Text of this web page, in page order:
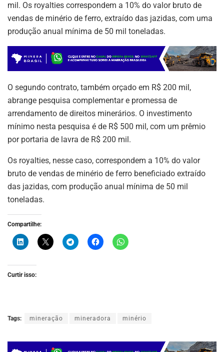
mil. Os royalties correspondem a 10% do valor bruto de
vendas de minério de ferro, extraído das jazidas, com uma
produção anual mínima de 50 mil toneladas.
O segundo contrato, também orçado em R$ 200 mil,
abrange pesquisa complementar e promessa de
arrendamento de direitos minerários. O investimento
mínimo nesta pesquisa é de R$ 500 mil, com um prêmio
por portaria de lavra de R$ 200 mil.
Os royalties, nesse caso, correspondem a 10% do valor
bruto de vendas de minério de ferro beneficiado extraído
das jazidas, com produção anual mínima de 50 mil
toneladas.
Compartilhe:
Curtir isso:
Tags: mineração mineradora minério
notíciase inovações do setor mineral